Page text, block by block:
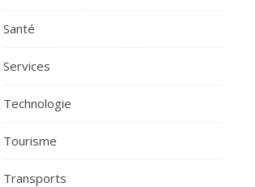
Santé
Services
Technologie
Tourisme
Transports